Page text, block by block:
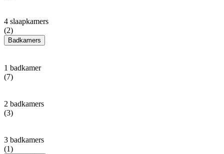
4 slaapkamers
(2)
Badkamers
1 badkamer
(7)
2 badkamers
(3)
3 badkamers
(1)